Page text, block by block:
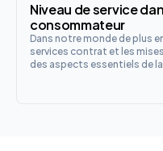
Niveau de service
consommateur
Dans notre monde de plus
services contrat et les
des aspects essentiels de